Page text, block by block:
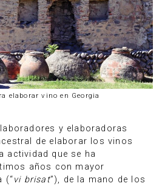
elaborar vino en Georgia
y elaboradoras
de elaborar los vinos
actividad que se ha
años con mayor
(“vi brisat”), de la mano de los